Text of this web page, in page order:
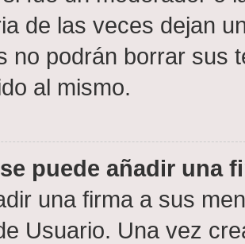
de las veces dejan
no podrán borrar sus
al mismo.
puede añadir una
una firma a sus
Usuario. Una vez